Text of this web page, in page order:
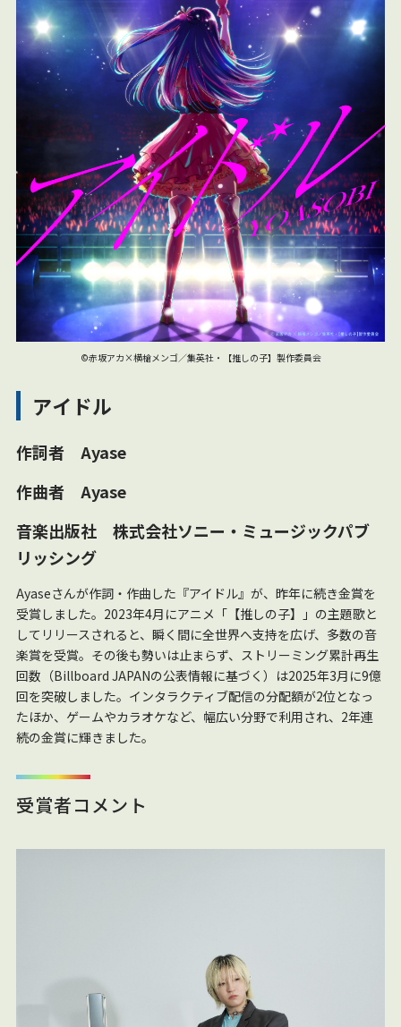
©赤坂アカ×横槍メンゴ／集英社・【推しの子】製作委員会
アイドル
作詞者 Ayase
作曲者 Ayase
音楽出版社 株式会社ソニー・ミュージックパブ
リッシング
Ayaseさんが作詞・作曲した『アイドル』が、昨年に続き金賞を
受賞しました。2023年4月にアニメ「【推しの子】」の主題歌と
してリリースされると、瞬く間に全世界へ支持を広げ、多数の音
楽賞を受賞。その後も勢いは止まらず、ストリーミング累計再生
回数（Billboard JAPANの公表情報に基づく）は2025年3月に9億
回を突破しました。インタラクティブ配信の分配額が2位となっ
たほか、ゲームやカラオケなど、幅広い分野で利用され、2年連
続の金賞に輝きました。
受賞者コメント